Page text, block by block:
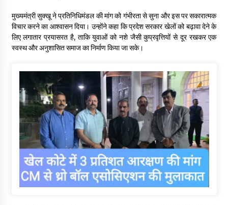
डॉ. परमार की 120वीं जयंती पर मुख्यमंत्री बोले— उनकी नीतियों को धरातल
पर उतारने के लिए सरकार प्रतिबद्ध
04/08/2026
मुख्यमंत्री सुक्खू ने प्रतिनिधिमंडल की मांग को गंभीरता से सुना और इस पर सकारात्मक
विचार करने का आश्वासन दिया। उन्होंने कहा कि प्रदेश सरकार खेलों को बढ़ावा देने के
लिए लगातार प्रयासरत है, ताकि युवाओं को नशे जैसी कुप्रवृत्तियों से दूर रखकर एक
स्वस्थ और अनुशासित समाज का निर्माण किया जा सके।